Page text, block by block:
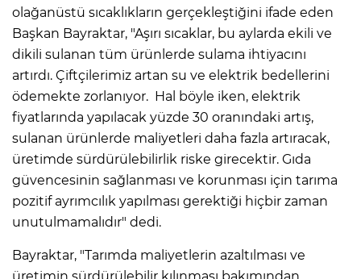
olağanüstü sıcaklıkların gerçekleştiğini ifade eden
Başkan Bayraktar, "Aşırı sıcaklar, bu aylarda ekili ve
dikili sulanan tüm ürünlerde sulama ihtiyacını
artırdı. Çiftçilerimiz artan su ve elektrik bedellerini
ödemekte zorlanıyor. Hal böyle iken, elektrik
fiyatlarında yapılacak yüzde 30 oranındaki artış,
sulanan ürünlerde maliyetleri daha fazla artıracak,
üretimde sürdürülebilirlik riske girecektir. Gıda
güvencesinin sağlanması ve korunması için tarıma
pozitif ayrımcılık yapılması gerektiği hiçbir zaman
unutulmamalıdır" dedi.
Bayraktar, "Tarımda maliyetlerin azaltılması ve